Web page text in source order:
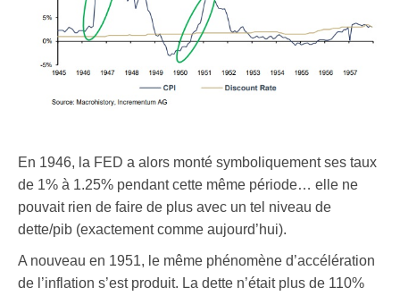
En 1946, la FED a alors monté symboliquement ses taux
de 1% à 1.25% pendant cette même période… elle ne
pouvait rien de faire de plus avec un tel niveau de
dette/pib (exactement comme aujourd’hui).
A nouveau en 1951, le même phénomène d’accélération
de l’inflation s’est produit. La dette n’était plus de 110%